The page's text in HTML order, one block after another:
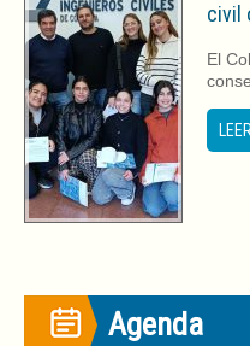
civil
El
Agenda